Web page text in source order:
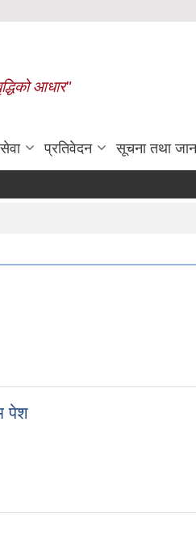
आधार"
प्रतिवेदन सूचना तथा
पेश